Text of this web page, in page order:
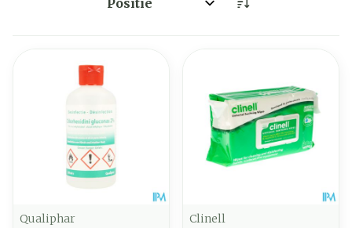
Sorteer op:
Qualiphar
Clinell